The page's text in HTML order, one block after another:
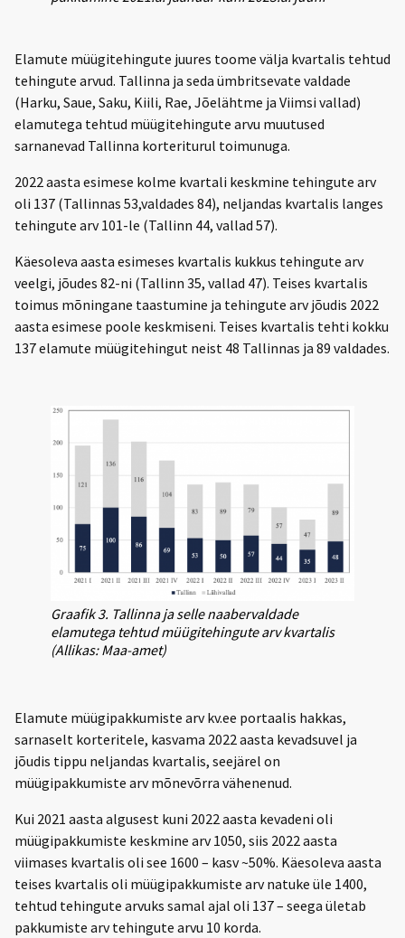
Elamute müügitehingute juures toome välja kvartalis tehtud
tehingute arvud. Tallinna ja seda ümbritsevate valdade
(Harku, Saue, Saku, Kiili, Rae, Jõelähtme ja Viimsi vallad)
elamutega tehtud müügitehingute arvu muutused
sarnanevad Tallinna korteriturul toimunuga.
2022 aasta esimese kolme kvartali keskmine tehingute arv
oli 137 (Tallinnas 53,valdades 84), neljandas kvartalis langes
tehingute arv 101-le (Tallinn 44, vallad 57).
Käesoleva aasta esimeses kvartalis kukkus tehingute arv
veelgi, jõudes 82-ni (Tallinn 35, vallad 47). Teises kvartalis
toimus mõningane taastumine ja tehingute arv jõudis 2022
aasta esimese poole keskmiseni. Teises kvartalis tehti kokku
137 elamute müügitehingut neist 48 Tallinnas ja 89 valdades.
Graafik 3. Tallinna ja selle naabervaldade
elamutega tehtud müügitehingute arv kvartalis
(Allikas: Maa-amet)
Elamute müügipakkumiste arv kv.ee portaalis hakkas,
sarnaselt korteritele, kasvama 2022 aasta kevadsuvel ja
jõudis tippu neljandas kvartalis, seejärel on
müügipakkumiste arv mõnevõrra vähenenud.
Kui 2021 aasta algusest kuni 2022 aasta kevadeni oli
müügipakkumiste keskmine arv 1050, siis 2022 aasta
viimases kvartalis oli see 1600 – kasv ~50%. Käesoleva aasta
teises kvartalis oli müügipakkumiste arv natuke üle 1400,
tehtud tehingute arvuks samal ajal oli 137 – seega ületab
pakkumiste arv tehingute arvu 10 korda.